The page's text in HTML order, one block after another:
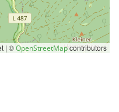
| ©OpenStreetMapcontributors